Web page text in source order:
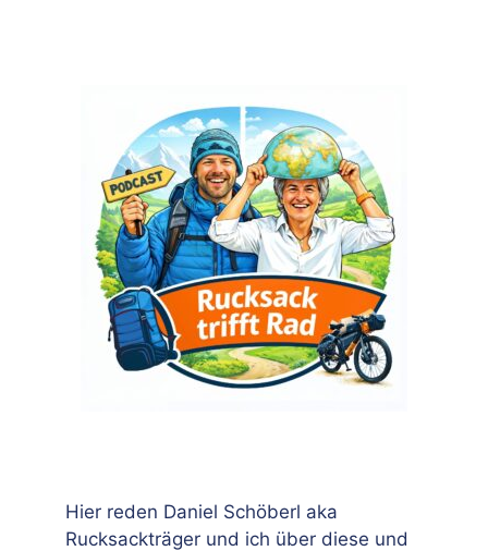
Hier reden Daniel Schöberl aka
Rucksackträger und ich über diese und